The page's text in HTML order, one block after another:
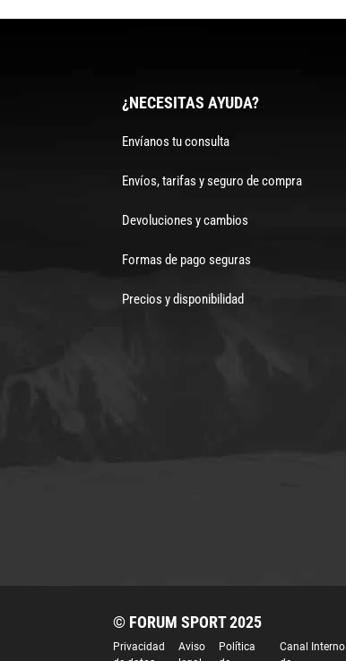
¿NECESITAS AYUDA?
Envíanos tu consulta
Envíos, tarifas y seguro de compra
Devoluciones y cambios
Formas de pago seguras
Precios y disponibilidad
© FORUM SPORT 2025
Privacidad
Aviso
Política
Canal Interno